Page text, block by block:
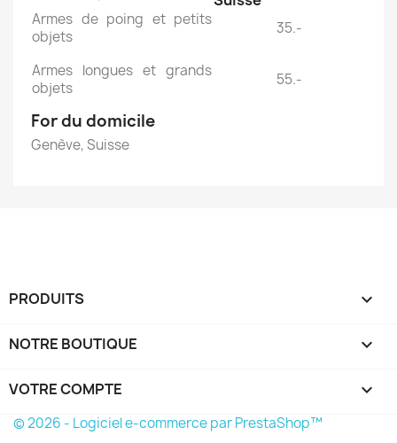
Armes de poing et petits
objets
35.-
Armes longues et grands
objets
55.-
For du domicile
Genève, Suisse
PRODUITS 
NOTRE BOUTIQUE 
VOTRE COMPTE 
© 2026 - Logiciel e-commerce par PrestaShop™